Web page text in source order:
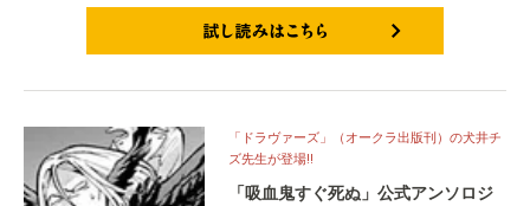
「ドラヴァーズ」（オークラ出版刊）の犬井チ
ズ先生が登場!!
「吸血鬼すぐ死ぬ」公式アンソロジ